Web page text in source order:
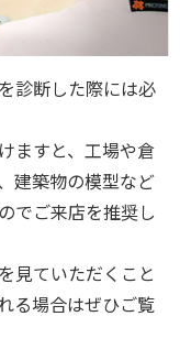
診断した際には必
ますと、工場や倉
建築物の模型など
でご来店を推奨し
見ていただくこと
る場合はぜひご覧